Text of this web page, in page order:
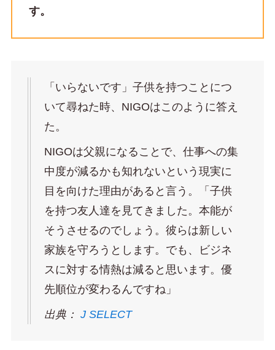
す。
「いらないです」子供を持つことにつ
いて尋ねた時、NIGOはこのように答え
た。
NIGOは父親になることで、仕事への集
中度が減るかも知れないという現実に
目を向けた理由があると言う。「子供
を持つ友人達を見てきました。本能が
そうさせるのでしょう。彼らは新しい
家族を守ろうとします。でも、ビジネ
スに対する情熱は減ると思います。優
先順位が変わるんですね」
出典： J SELECT